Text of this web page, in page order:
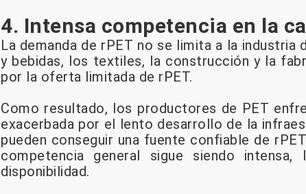
4. Intensa competencia en la
La demanda de rPET no se limita a la
y bebidas, los textiles, la construcción y la
por la oferta limitada de rPET.
Como resultado, los productores de PET
exacerbada por el lento desarrollo de la
pueden conseguir una fuente confiable de
competencia general sigue siendo
disponibilidad.